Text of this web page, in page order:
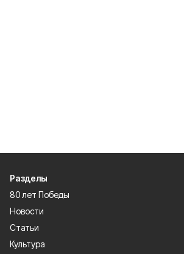
Разделы
80 лет Победы
Новости
Статьи
Культура